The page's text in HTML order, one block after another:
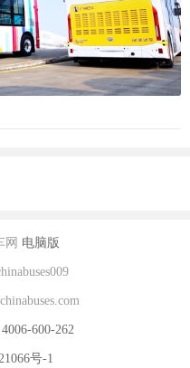
网 电脑版
4006-600-262
号-1